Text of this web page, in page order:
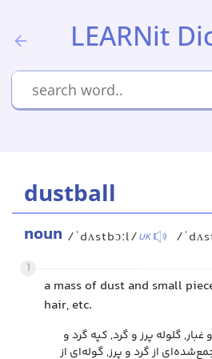
LEARNit
dustball
noun /ˈdʌstbɔːl/UK /
1
a mass of dust and small
hair, etc.
غبار, گلوله پرز و گرد, کپه گرد و
از گرد و پرز, گوله‌ای از